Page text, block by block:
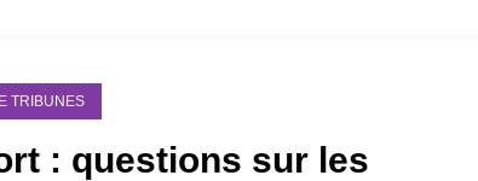
TRIBUNES
: questions sur les